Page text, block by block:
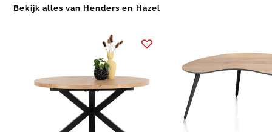
Bekijk alles van Henders en Hazel